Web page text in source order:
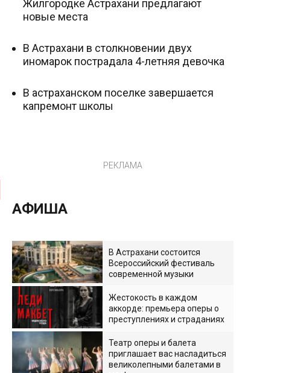
Жилгородке Астрахани предлагают
новые места
В Астрахани в столкновении двух
иномарок пострадала 4-летняя девочка
В астраханском поселке завершается
капремонт школы
РЕКЛАМА
АФИША
В Астрахани состоится
Всероссийский фестиваль
современной музыки
Жестокость в каждом
аккорде: премьера оперы о
преступлениях и страданиях
Театр оперы и балета
приглашает вас насладиться
великолепными балетами в